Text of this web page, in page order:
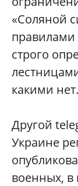
«Соляной
правилами
строго
какими нет.
Другой
Украине
военных, в